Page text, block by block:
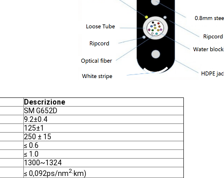
Descrizione
SM G652D
9.2±0.4
125±1
250 ± 15
≤ 0.6
≤ 1.0
1300~1324
≤ 0,092ps/nm2·km)